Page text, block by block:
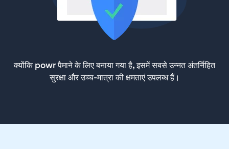
क्योंकि powr पैमाने के लिए बनाया गया है, इसमें सबसे उन्नत अंतर्निहित
सुरक्षा और उच्च-मात्रा की क्षमताएं उपलब्ध हैं।